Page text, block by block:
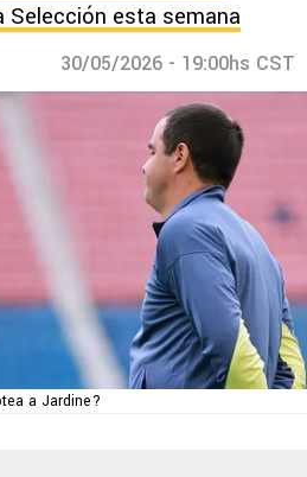
Selección esta semana
30/05/2026 - 19:00hs CST
a Jardine?